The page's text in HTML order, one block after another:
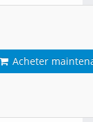
Acheter